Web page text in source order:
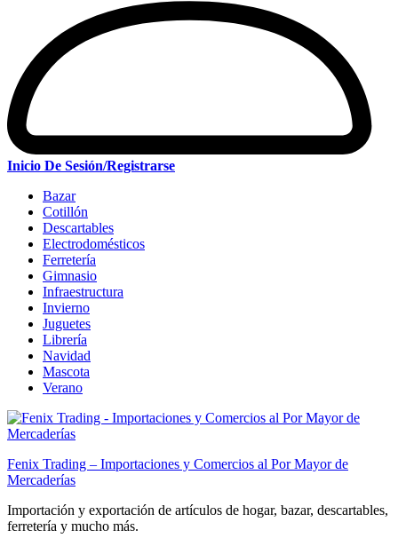
Inicio De Sesión/Registrarse
Bazar
Cotillón
Descartables
Electrodomésticos
Ferretería
Gimnasio
Infraestructura
Invierno
Juguetes
Librería
Navidad
Mascota
Verano
Fenix Trading – Importaciones y Comercios al Por Mayor de
Mercaderías
Importación y exportación de artículos de hogar, bazar, descartables,
ferretería y mucho más.